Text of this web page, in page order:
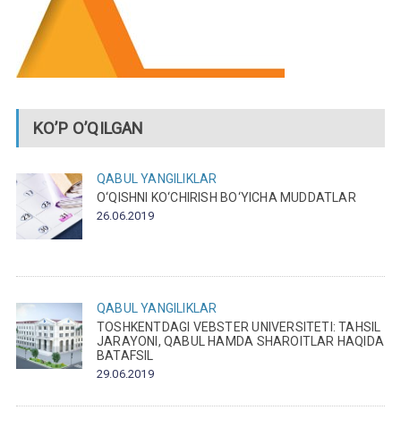
KO’P O’QILGAN
QABUL
YANGILIKLAR
O‘QISHNI KO‘CHIRISH BO‘YICHA MUDDATLAR
26.06.2019
QABUL
YANGILIKLAR
TOSHKENTDAGI VEBSTER UNIVERSITETI: TAHSIL
JARAYONI, QABUL HAMDA SHAROITLAR HAQIDA
BATAFSIL
29.06.2019